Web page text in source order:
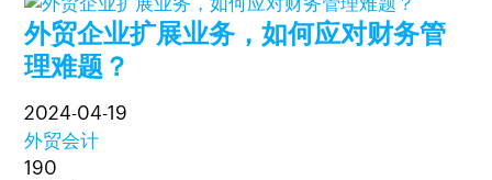
外贸企业扩展业务，如何应对财务管
理难题？
2024-04-19
外贸会计
190